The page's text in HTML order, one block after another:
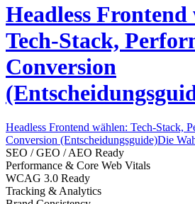
Headless Frontend
Tech-Stack,
Conversion
Headless Frontend wählen: Tech-Stack,
Conversion (Entscheidungsguide)Die
SEO / GEO / AEO Ready
Performance & Core Web Vitals
WCAG 3.0 Ready
Tracking & Analytics